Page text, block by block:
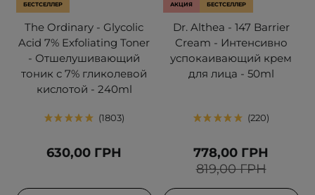
БЕСТСЕЛЛЕР
The Ordinary - Glycolic
Acid 7% Exfoliating Toner
- Отшелушивающий
тоник с 7% гликолевой
кислотой - 240ml
1803
630,00 ГРН
АКЦИЯ БЕСТСЕЛЛЕР
Dr. Althea - 147 Barrier
Cream - Интенсивно
успокаивающий крем
для лица - 50ml
220
819,00 ГРН
778,00 ГРН